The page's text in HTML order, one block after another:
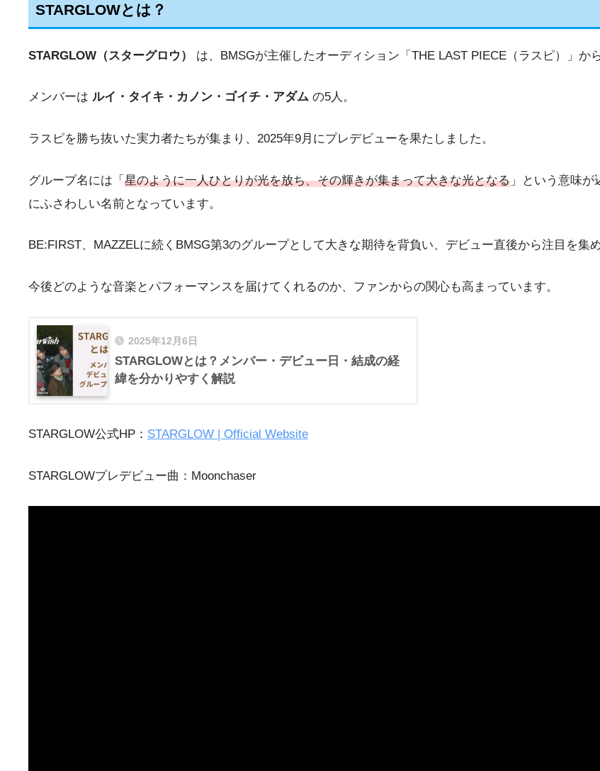
STARGLOWとは？
STARGLOW（スターグロウ） は、BMSGが主催したオーディション「THE LAST PIECE（ラスピ）」か
メンバーは ルイ・タイキ・カノン・ゴイチ・アダム の5人。
ラスピを勝ち抜いた実力者たちが集まり、2025年9月にプレデビューを果たしました。
グループ名には「 星のように一人ひとりが光を放ち、その輝きが集まって大きな光となる 」という意味
にふさわしい名前となっています。
BE:FIRST、MAZZELに続くBMSG第3のグループとして大きな期待を背負い、デビュー直後から注目を集
今後どのような音楽とパフォーマンスを届けてくれるのか、ファンからの関心も高まっています。
2025年12月6日
STARGLOWとは？メンバー・デビュー日・結成の経
緯を分かりやすく解説
STARGLOW公式HP： STARGLOW | Official Website
STARGLOWプレデビュー曲：Moonchaser